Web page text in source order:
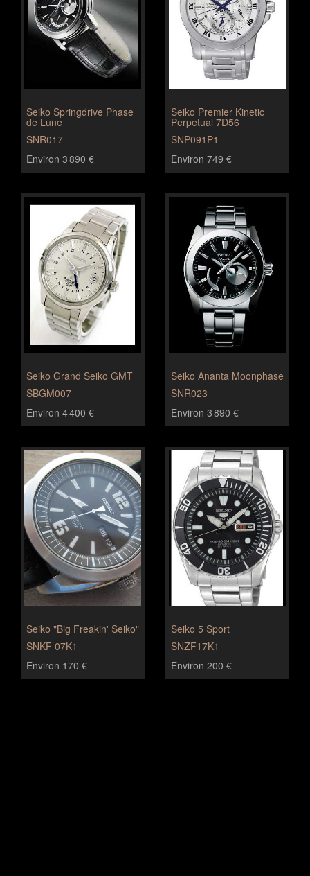
Seiko Springdrive Phase
de Lune
SNR017
Environ 3 890 €
Seiko Premier Kinetic
Perpetual 7D56
SNP091P1
Environ 749 €
Seiko Grand Seiko GMT
SBGM007
Environ 4 400 €
Seiko Ananta Moonphase
SNR023
Environ 3 890 €
Seiko "Big Freakin' Seiko"
SNKF 07K1
Environ 170 €
Seiko 5 Sport
SNZF17K1
Environ 200 €